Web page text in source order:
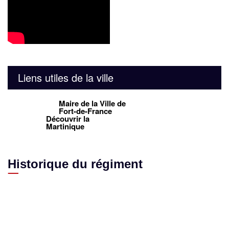
Liens utiles de la ville
Maire de la Ville de
Fort-de-France
Découvrir la
Martinique
Historique du régiment